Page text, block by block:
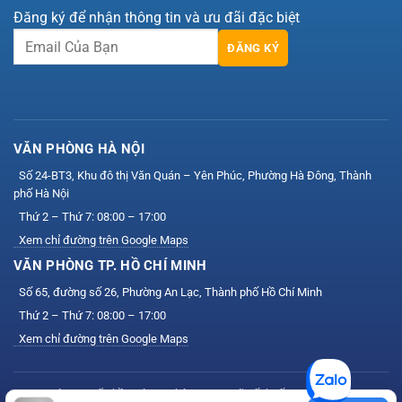
Đăng ký để nhận thông tin và ưu đãi đặc biệt
ĐĂNG KÝ
VĂN PHÒNG HÀ NỘI
Số 24-BT3, Khu đô thị Văn Quán – Yên Phúc, Phường Hà Đông, Thành
phố Hà Nội
Thứ 2 – Thứ 7: 08:00 – 17:00
Xem chỉ đường trên Google Maps
VĂN PHÒNG TP. HỒ CHÍ MINH
Số 65, đường số 26, Phường An Lạc, Thành phố Hồ Chí Minh
Thứ 2 – Thứ 7: 08:00 – 17:00
Xem chỉ đường trên Google Maps
Công ty Cổ phần Công nghệ VIS — Mã số thuế: 0111164758